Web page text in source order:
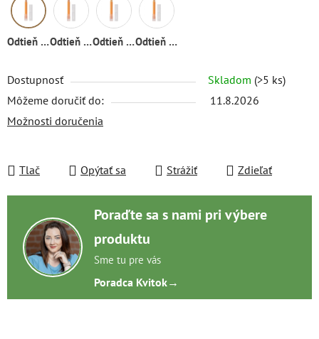
Odtieň 01 Odtieň 02 Odtieň 03 Odtieň 04
Dostupnosť Skladom (>5 ks)
Môžeme doručiť do:
11.8.2026
Možnosti doručenia
Tlač Opýtať sa Strážiť Zdieľať
Poraďte sa s nami pri výbere
produktu
Sme tu pre vás
Poradca Kvitok→